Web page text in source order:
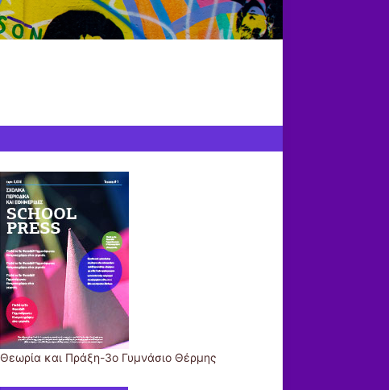
Θεωρία και Πράξη-3o Γυμνάσιο Θέρμης